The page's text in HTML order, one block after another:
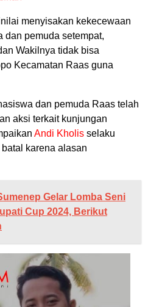
menyisakan kekecewaan
dan pemuda setempat,
Wakilnya tidak bisa
Kecamatan Raas guna
dan pemuda Raas telah
aksi terkait kunjungan
Andi Kholis selaku
karena alasan
Gelar Lomba Seni
Cup 2024, Berikut